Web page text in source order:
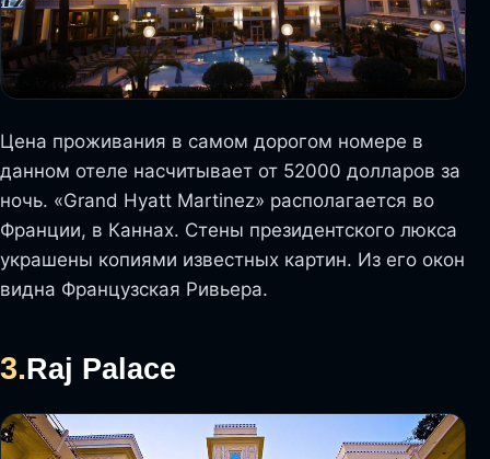
Цена проживания в самом дорогом номере в
данном отеле насчитывает от 52000 долларов за
ночь. «Grand Hyatt Martinez» располагается во
Франции, в Каннах. Стены президентского люкса
украшены копиями известных картин. Из его окон
видна Французская Ривьера.
3.Raj Palace